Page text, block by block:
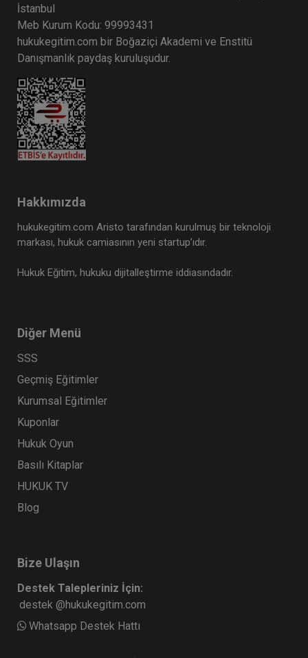
İstanbul
Meb Kurum Kodu: 99993431
hukukegitim.com bir Boğaziçi Akademi ve Enstitü
Danışmanlık paydaş kuruluşudur.
Hakkımızda
hukukegitim.com Aristo tarafından kurulmuş bir teknoloji
markası, hukuk camiasının yeni startup’ıdır.
Hukuk Eğitim, hukuku dijitalleştirme iddiasındadır.
Diğer Menü
SSS
Geçmiş Eğitimler
Kurumsal Eğitimler
Kuponlar
Hukuk Oyun
Basılı Kitaplar
HUKUK TV
Blog
Bize Ulaşın
Destek Talepleriniz İçin:
destek @hukukegitim.com
Whatsapp Destek Hattı